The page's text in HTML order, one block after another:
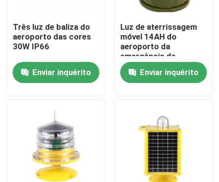
Casa
Produtos
Sobre nós
Excursão da fábrica
Controle da qualidade
Contacte-nos
Três luz de baliza do
aeroporto das cores
30W IP66
Enviar inquérito
Luz de aterrissagem
móvel 14AH do
aeroporto da
emergência da
exposição do LCD 1W
Enviar inquérito